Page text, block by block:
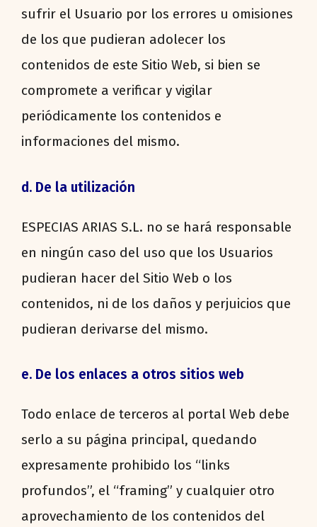
sufrir el Usuario por los errores u omisiones
de los que pudieran adolecer los
contenidos de este Sitio Web, si bien se
compromete a verificar y vigilar
periódicamente los contenidos e
informaciones del mismo.
d. De la utilización
ESPECIAS ARIAS S.L. no se hará responsable
en ningún caso del uso que los Usuarios
pudieran hacer del Sitio Web o los
contenidos, ni de los daños y perjuicios que
pudieran derivarse del mismo.
e. De los enlaces a otros sitios web
Todo enlace de terceros al portal Web debe
serlo a su página principal, quedando
expresamente prohibido los “links
profundos”, el “framing” y cualquier otro
aprovechamiento de los contenidos del